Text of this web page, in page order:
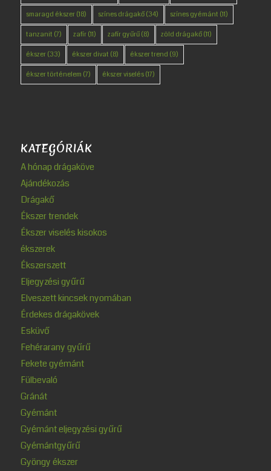
smaragd ékszer(18) színes drágakő(34) színes gyémánt (11)
tanzanit (7) zafír(11) zafír gyűrű(8) zöld drágakő(11)
ékszer(33) ékszer divat (8) ékszer trend (9)
ékszer történelem (7) ékszer viselés(17)
KATEGÓRIÁK
A hónap drágaköve
Ajándékozás
Drágakő
Ékszer trendek
Ékszer viselés kisokos
ékszerek
Ékszerszett
Eljegyzési gyűrű
Elveszett kincsek nyomában
Érdekes drágakövek
Esküvő
Fehérarany gyűrű
Fekete gyémánt
Fülbevaló
Gránát
Gyémánt
Gyémánt eljegyzési gyűrű
Gyémántgyűrű
Gyöngy ékszer